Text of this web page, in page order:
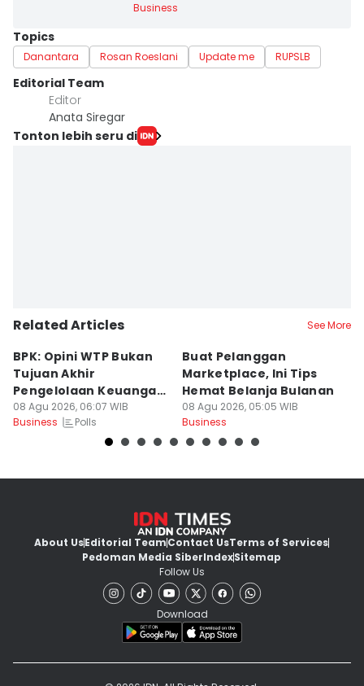
Business
Topics
Danantara Rosan Roeslani Update me RUPSLB
Editorial Team
Editor
Anata Siregar
Tonton lebih seru di
Related Articles See More
BPK: Opini WTP Bukan
Tujuan Akhir
Pengelolaan Keuangan
Negara
08 Agu 2026, 06:07 WIB
Business
Polls
Buat Pelanggan
Marketplace, Ini Tips
Hemat Belanja Bulanan
08 Agu 2026, 05:05 WIB
Business
About UsEditorial TeamContact UsTerms of Services
Pedoman Media SiberIndexSitemap
Follow Us
Download